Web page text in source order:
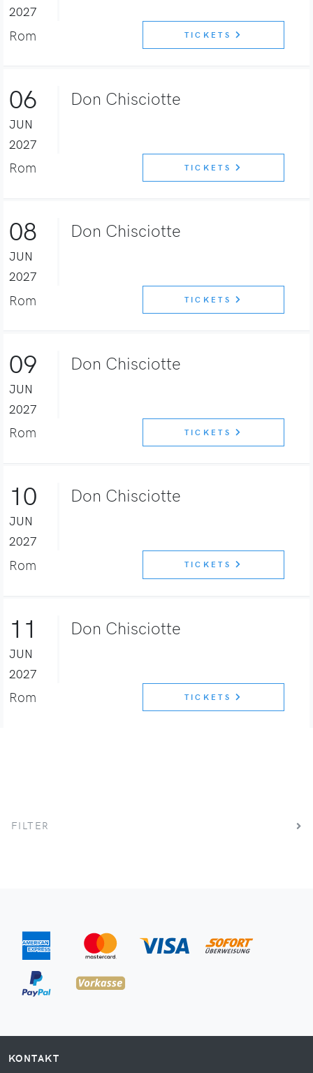
2027
Rom TICKETS
06
JUN
2027
Don Chisciotte
Rom TICKETS
08
JUN
2027
Don Chisciotte
Rom TICKETS
09
JUN
2027
Don Chisciotte
Rom TICKETS
10
JUN
2027
Don Chisciotte
Rom TICKETS
11
JUN
2027
Don Chisciotte
Rom TICKETS
FILTER
KONTAKT